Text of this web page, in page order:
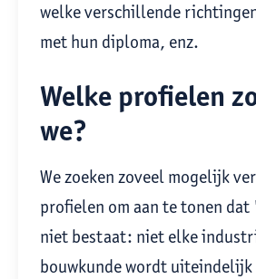
welke verschillende
met hun diploma, enz.
Welke profielen
we?
We zoeken zoveel mogelijk
profielen om aan te tonen
niet bestaat: niet elke
bouwkunde wordt